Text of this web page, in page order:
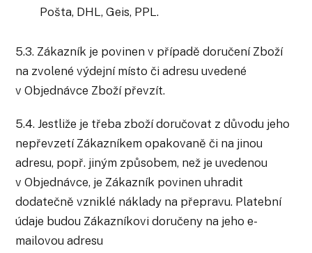
Pošta, DHL, Geis, PPL.
5.3. Zákazník je povinen v případě doručení Zboží
na zvolené výdejní místo či adresu uvedené
v Objednávce Zboží převzít.
5.4. Jestliže je třeba zboží doručovat z důvodu jeho
nepřevzetí Zákazníkem opakovaně či na jinou
adresu, popř. jiným způsobem, než je uvedenou
v Objednávce, je Zákazník povinen uhradit
dodatečně vzniklé náklady na přepravu. Platební
údaje budou Zákazníkovi doručeny na jeho e-
mailovou adresu